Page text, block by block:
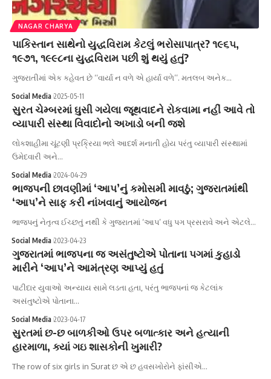
NAGAR CHARYA
પાકિસ્તાન સાથેનો યુદ્ધવિરામ કેટલું ભરોસાપાત્ર? ૧૯૬૫,
૧૯૭૧, ૧૯૯૮ના યુદ્ધવિરામ પછી શું થયું હતું?
ગુજરાતીમાં એક કહેવત છે ‘‘વાર્યા ન વળે એ હાર્યા વળે’’. મતલબ અનેક…
Social Media 2025-05-11
સુરત ચેમ્બરમાં ઘુસી ગયેલા જૂથવાદને રોકવામા નહીં આવે તો
વ્યાપારી સંસ્થા વિવાદોનો અખાડો બની જશે
લોકશાહીમા ચૂંટણી પ્રક્રિયા ભલે આદર્શ મનાતી હોય પરંતુ વ્યાપારી સંસ્થામાં
ઉમેદવારી અને…
Social Media 2024-04-29
ભાજપની છાવણીમાં ‘આપ’નું કમોસમી માવઠું; ગુજરાતમાંથી
‘આપ’ને સાફ કરી નાંખવાનું આયોજન
ભાજપનું નેતૃત્વ ઈચ્છતું નથી કે ગુજરાતમાં ‘આપ’ વધુ પગ પ્રસરાવે અને એટલે…
Social Media 2023-04-23
ગુજરાતમાં ભાજપના જ અસંતુષ્ટોએ પોતાના પગમાં કુહાડો
મારીને ‘આપ’ને આમંત્રણ આપ્યું હતું
પાટીદાર યુવાઓ અન્યાય સામે લડતા હતા, પરંતુ ભાજપનાં જ કેટલાંક
અસંતુષ્ટોએ પોતાના…
Social Media 2023-04-17
સુરતમાં છ-છ બાળકીઓ ઉપર બળાત્કાર અને હત્યાની
હારમાળા, ક્યાં ગઇ શાસકોની ખુમારી?
The row of six girls in Surat છ એ છ હવસખોરોને ફાંસીએ…